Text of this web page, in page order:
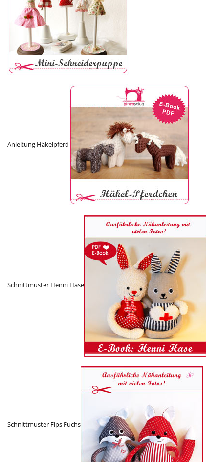
Anleitung Häkelpferd
Schnittmuster Henni Hase
Schnittmuster Fips Fuchs